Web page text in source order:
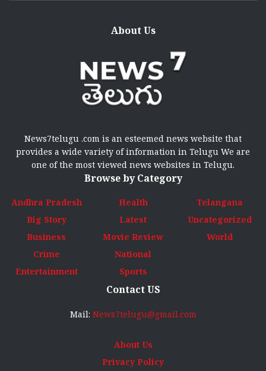
About Us
News7telugu .com is an esteemed news website that
provides a wide variety of information in Telugu We are
one of the most viewed news websites in Telugu.
Browse by Category
Andhra Pradesh
Big Story
Business
Crime
Entertainment
Health
Latest
Movie Review
National
Sports
Telangana
Uncategorized
World
Contact US
Mail: News7telugu@gmail.com
About Us
Privacy Policy